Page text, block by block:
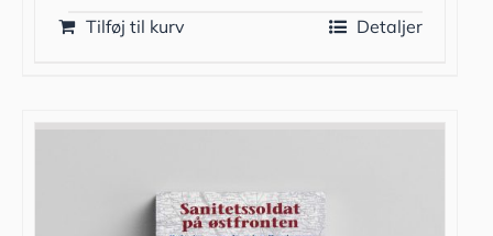
Tilføj til kurv Detaljer